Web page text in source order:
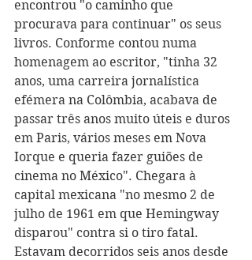
encontrou "o caminho que
procurava para continuar" os seus
livros. Conforme contou numa
homenagem ao escritor, "tinha 32
anos, uma carreira jornalística
efémera na Colômbia, acabava de
passar três anos muito úteis e duros
em Paris, vários meses em Nova
Iorque e queria fazer guiões de
cinema no México". Chegara à
capital mexicana "no mesmo 2 de
julho de 1961 em que Hemingway
disparou" contra si o tiro fatal.
Estavam decorridos seis anos desde